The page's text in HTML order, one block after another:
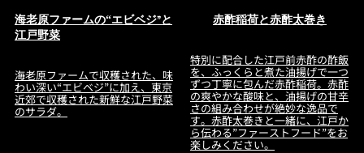
海老原ファームの“エビベジ”と
江戸野菜
海老原ファームで収穫された、味
わい深い“エビベジ”に加え、東京
近郊で収穫された新鮮な江戸野菜
のサラダ。
赤酢稲荷と赤酢太巻き
特別に配合した江戸前赤酢の酢飯
を、ふっくらと煮た油揚げで一つ
ずつ丁寧に包んだ赤酢稲荷。赤酢
の爽やかな酸味と、油揚げの甘辛
さの組み合わせが絶妙な逸品で
す。赤酢太巻きと一緒に、江戸か
ら伝わる”ファーストフード”をお
楽しみください。